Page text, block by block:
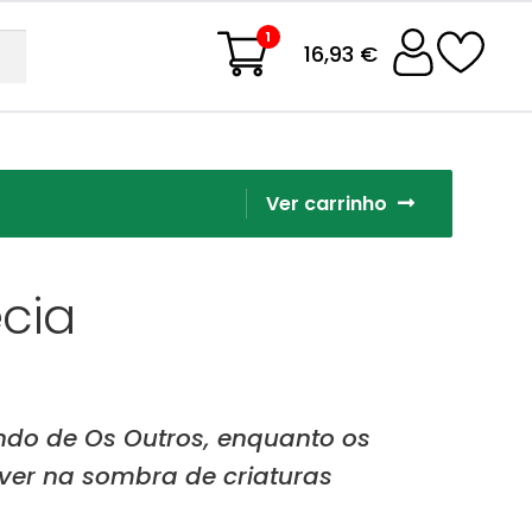
1
16,93 €
Ver carrinho
de Os Outros, enquanto os
na sombra de criaturas